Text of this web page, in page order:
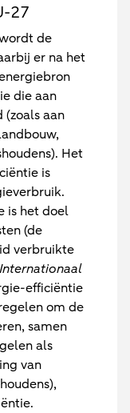
27
de
er na het
die aan
aan
Het
is
is het doel
(de
verbruikte
Internationaal
efficiëntie
om de
samen
als
van